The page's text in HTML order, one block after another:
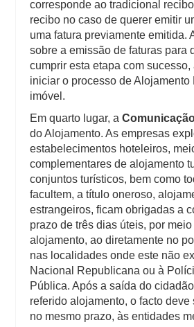
corresponde ao tradicional
recibo no caso de querer emitir
uma fatura previamente emitida.
sobre a emissão de faturas para
cumprir esta etapa com sucesso,
iniciar o processo de Alojamento
imóvel.
Em quarto lugar, a
do Alojamento. As empresas
estabelecimentos hoteleiros,
complementares de alojamento
conjuntos turísticos, bem como
facultem, a título oneroso,
estrangeiros, ficam obrigadas a
prazo de três dias úteis, por
alojamento, ao diretamente no
nas localidades onde este não
Nacional Republicana ou à
Pública. Após a saída do
referido alojamento, o facto deve
no mesmo prazo, às entidades